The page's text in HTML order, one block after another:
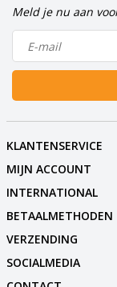
Meld je nu aan
KLANTENSERVICE
MIJN ACCOUNT
INTERNATIONAL
BETAALMETHODEN
VERZENDING
SOCIALMEDIA